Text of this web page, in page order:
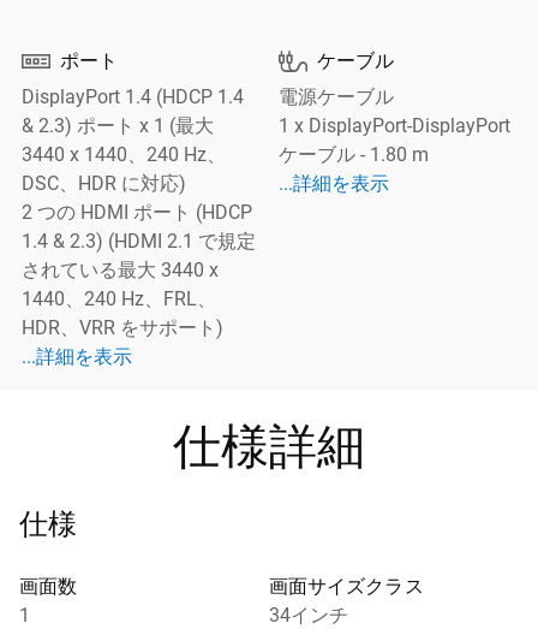
 ポート
DisplayPort 1.4 (HDCP 1.4
& 2.3) ポート x 1 (最大
3440 x 1440、240 Hz、
DSC、HDR に対応)
2 つの HDMI ポート (HDCP
1.4 & 2.3) (HDMI 2.1 で規定
されている最大 3440 x
1440、240 Hz、FRL、
HDR、VRR をサポート)
...詳細を表示
詳細を表示 ポート
 ケーブル
電源ケーブル
1 x DisplayPort-DisplayPort
ケーブル - 1.80 m
...詳細を表示
詳細を表示 ケーブル
仕様詳細
仕様
画面数
1
画面サイズクラス
34インチ